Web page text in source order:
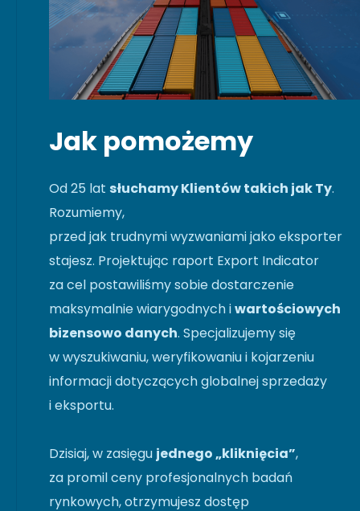
Jak pomożemy
Od 25 lat słuchamy Klientów takich jak Ty.
Rozumiemy,
przed jak trudnymi wyzwaniami jako eksporter
stajesz. Projektując raport Export Indicator
za cel postawiliśmy sobie dostarczenie
maksymalnie wiarygodnych iwartościowych
bizensowo danych. Specjalizujemy się
w wyszukiwaniu, weryfikowaniu i kojarzeniu
informacji dotyczących globalnej sprzedaży
i eksportu.
Dzisiaj, w zasięgu jednego „kliknięcia”,
za promil ceny profesjonalnych badań
rynkowych, otrzymujesz dostęp